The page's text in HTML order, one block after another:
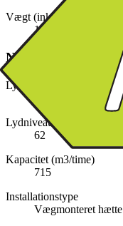
Vægt (inkl. emballage)
17,9 kg
Nøglespecifikation
Lydniveau, lav (dB)
Lydniveau, høj (dB)
62
Kapacitet (m3/time)
715
Installationstype
Vægmonteret hætte